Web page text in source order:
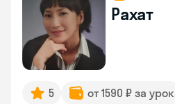
Рахат
5 от 1590 ₽ за урок